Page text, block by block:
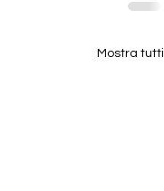
Mostra tutti